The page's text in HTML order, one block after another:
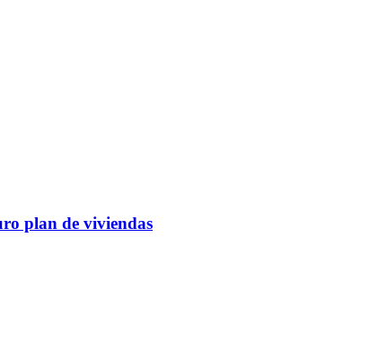
plan de viviendas